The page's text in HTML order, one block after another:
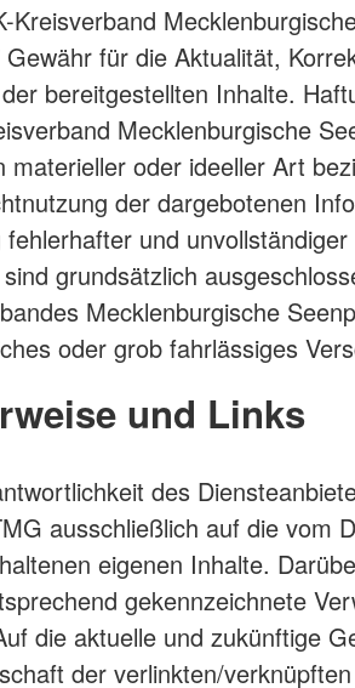
Kreisverband
Gewähr für die Aktualität,
bereitgestellten Inhalte.
Mecklenburgische
materieller oder ideeller Art
der dargebotenen
fehlerhafter und
grundsätzlich
Mecklenburgische
oder grob fahrlässiges
und Links
des
ausschließlich auf die vom
eigenen Inhalte.
gekennzeichnete
die aktuelle und zukünftige
der verlinkten/